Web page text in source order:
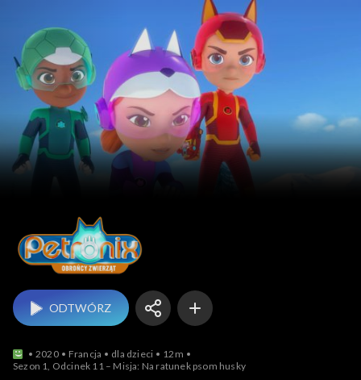
Petronix: Obrońcy
ODTWÓRZ
2020 Francja dla dzieci
12m
Sezon 1, Odcinek 11 – Misja: Na ratunek psom husky